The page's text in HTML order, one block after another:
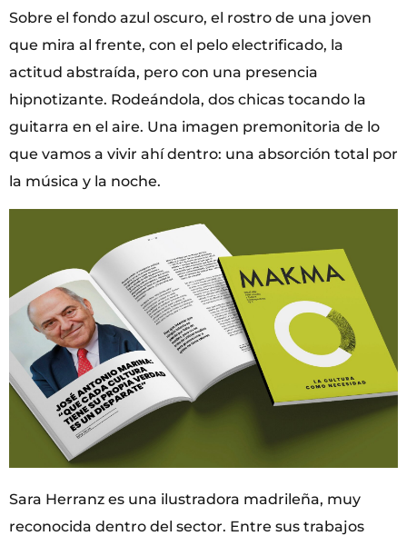
Sobre el fondo azul oscuro, el rostro de una joven
que mira al frente, con el pelo electrificado, la
actitud abstraída, pero con una presencia
hipnotizante. Rodeándola, dos chicas tocando la
guitarra en el aire. Una imagen premonitoria de lo
que vamos a vivir ahí dentro: una absorción total por
la música y la noche.
Sara Herranz es una ilustradora madrileña, muy
reconocida dentro del sector. Entre sus trabajos